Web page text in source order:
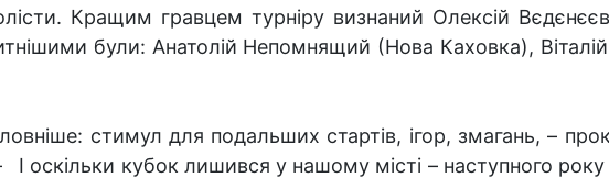
Кращим гравцем турніру визнаний Олексій
були: Анатолій Непомнящий (Нова Каховка),
стимул для подальших стартів, ігор, змагань, –
– І оскільки кубок лишився у нашому місті – наступного